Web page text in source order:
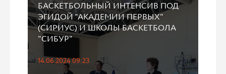
БАСКЕТБОЛЬНЫЙ ИНТЕНСИВ ПОД
ЭГИДОЙ "АКАДЕМИИ ПЕРВЫХ"
(СИРИУС) И ШКОЛЫ БАСКЕТБОЛА
"СИБУР"
14.06.2024 09:23